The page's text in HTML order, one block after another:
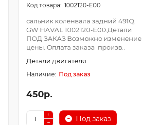
1002120-E00
сальник коленвала задний 491Q,
GW HAVAL 1002120-E00.Детали
ПОД ЗАКАЗ Возможно изменение
цены. Оплата заказа произв..
Детали двигателя
Под заказ
450р.
Под заказ